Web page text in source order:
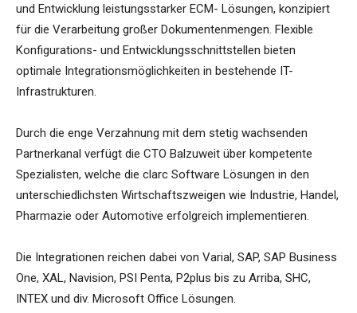
und Entwicklung leistungsstarker ECM- Lösungen, konzipiert
für die Verarbeitung großer Dokumentenmengen. Flexible
Konfigurations- und Entwicklungsschnittstellen bieten
optimale Integrationsmöglichkeiten in bestehende IT-
Infrastrukturen.
Durch die enge Verzahnung mit dem stetig wachsenden
Partnerkanal verfügt die CTO Balzuweit über kompetente
Spezialisten, welche die clarc Software Lösungen in den
unterschiedlichsten Wirtschaftszweigen wie Industrie, Handel,
Pharmazie oder Automotive erfolgreich implementieren.
Die Integrationen reichen dabei von Varial, SAP, SAP Business
One, XAL, Navision, PSI Penta, P2plus bis zu Arriba, SHC,
INTEX und div. Microsoft Office Lösungen.